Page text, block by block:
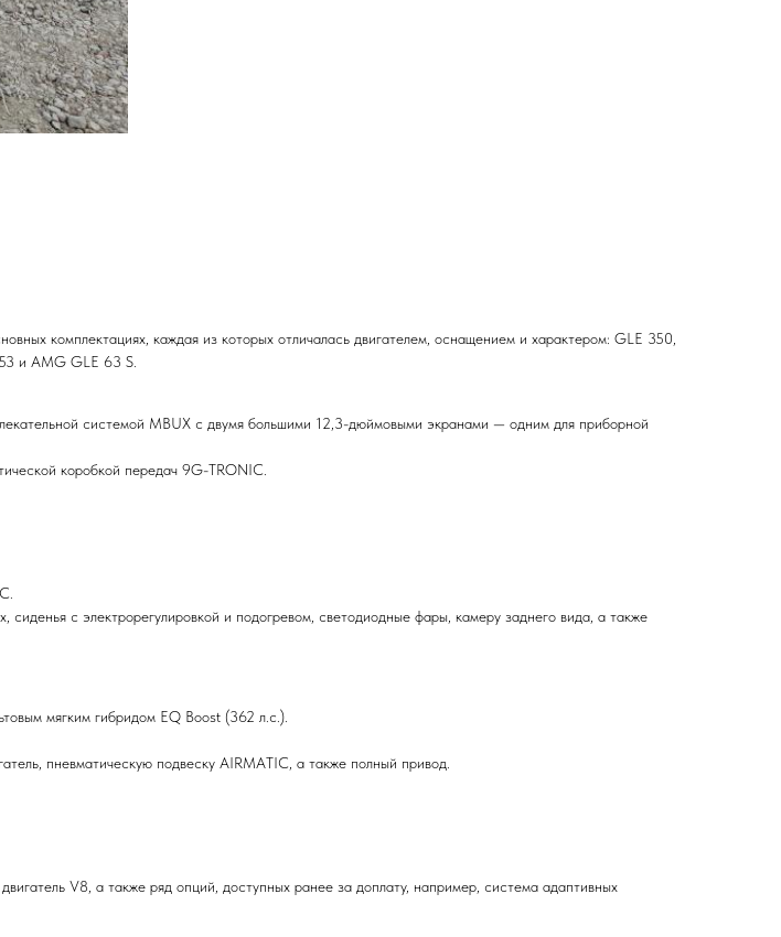
комплектациях, каждая из которых отличалась двигателем, оснащением и характером: GLE 350,
и AMG GLE 63 S.
системой MBUX с двумя большими 12,3-дюймовыми экранами — одним для приборной
коробкой передач 9G-TRONIC.
с электрорегулировкой и подогревом, светодиодные фары, камеру заднего вида, а также
мягким гибридом EQ Boost (362 л.с.).
пневматическую подвеску AIRMATIC, а также полный привод.
V8, а также ряд опций, доступных ранее за доплату, например, система адаптивных